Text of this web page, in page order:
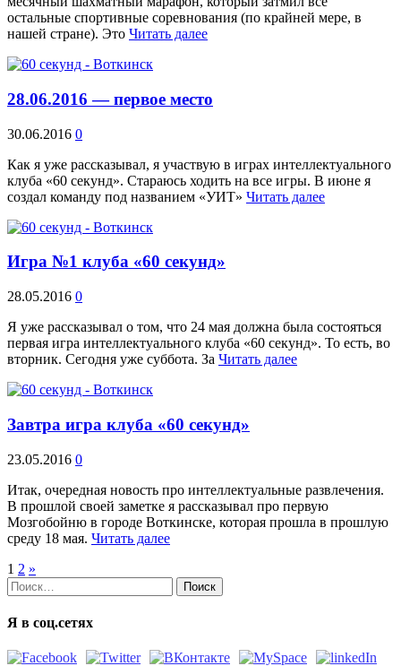
остальные спортивные соревнования (по крайней мере, в
нашей стране). Это Читать далее
28.06.2016 — первое место
30.06.2016 0
Как я уже рассказывал, я участвую в играх интеллектуального
клуба «60 секунд». Стараюсь ходить на все игры. В июне я
создал команду под названием «УИТ» Читать далее
Игра №1 клуба «60 секунд»
28.05.2016 0
Я уже рассказывал о том, что 24 мая должна была состояться
первая игра интеллектуального клуба «60 секунд». То есть, во
вторник. Сегодня уже суббота. За Читать далее
Завтра игра клуба «60 секунд»
23.05.2016 0
Итак, очередная новость про интеллектуальные развлечения.
В прошлой своей заметке я рассказывал про первую
Мозгобойню в городе Воткинске, которая прошла в прошлую
среду 18 мая. Читать далее
1 2 »
Найти:
Я в соц.сетях